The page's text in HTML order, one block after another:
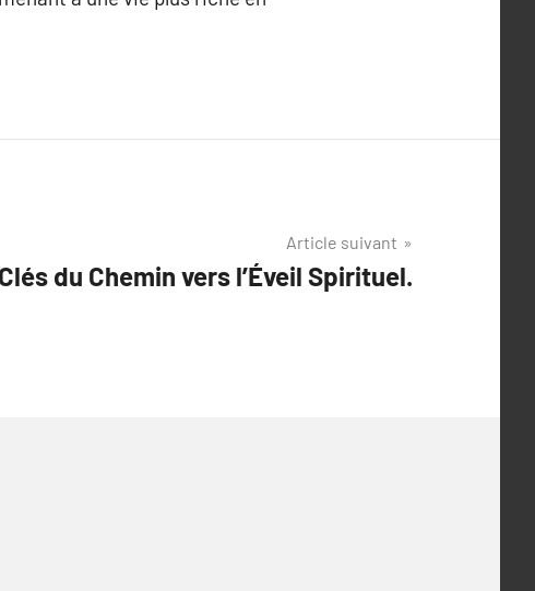
Article suivant
du Chemin vers l’Éveil Spirituel.